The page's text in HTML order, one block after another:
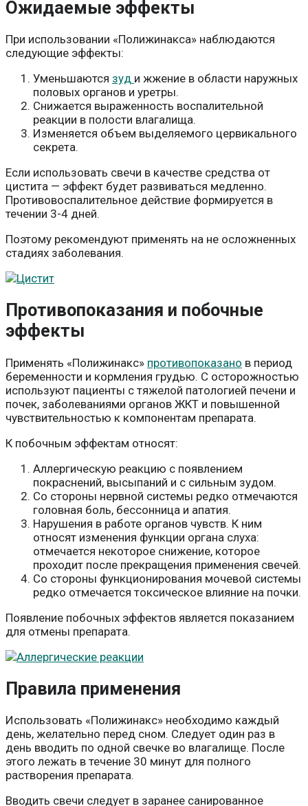
Ожидаемые эффекты
При использовании «Полижинакса» наблюдаются
следующие эффекты:
Уменьшаются зуд и жжение в области наружных
половых органов и уретры.
Снижается выраженность воспалительной
реакции в полости влагалища.
Изменяется объем выделяемого цервикального
секрета.
Если использовать свечи в качестве средства от
цистита — эффект будет развиваться медленно.
Противовоспалительное действие формируется в
течении 3-4 дней.
Поэтому рекомендуют применять на не осложненных
стадиях заболевания.
Противопоказания и побочные
эффекты
Применять «Полижинакс» противопоказано в период
беременности и кормления грудью. С осторожностью
используют пациенты с тяжелой патологией печени и
почек, заболеваниями органов ЖКТ и повышенной
чувствительностью к компонентам препарата.
К побочным эффектам относят:
Аллергическую реакцию с появлением
покраснений, высыпаний и с сильным зудом.
Со стороны нервной системы редко отмечаются
головная боль, бессонница и апатия.
Нарушения в работе органов чувств. К ним
относят изменения функции органа слуха:
отмечается некоторое снижение, которое
проходит после прекращения применения свечей.
Со стороны функционирования мочевой системы
редко отмечается токсическое влияние на почки.
Появление побочных эффектов является показанием
для отмены препарата.
Правила применения
Использовать «Полижинакс» необходимо каждый
день, желательно перед сном. Следует один раз в
день вводить по одной свечке во влагалище. После
этого лежать в течение 30 минут для полного
растворения препарата.
Вводить свечи следует в заранее санированное